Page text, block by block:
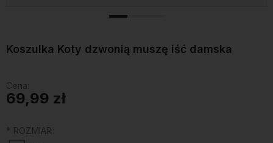
Koszulka Koty dzwonią muszę iść damska
Cena:
69,99 zł
* ROZMIAR: